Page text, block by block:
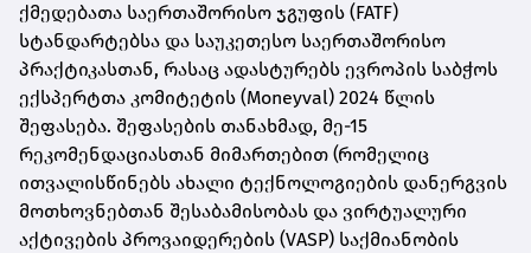
ქმედებათა საერთაშორისო ჯგუფის (FATF)
სტანდარტებსა და საუკეთესო საერთაშორისო
პრაქტიკასთან, რასაც ადასტურებს ევროპის საბჭოს
ექსპერტთა კომიტეტის (Moneyval) 2024 წლის
შეფასება. შეფასების თანახმად, მე-15
რეკომენდაციასთან მიმართებით (რომელიც
ითვალისწინებს ახალი ტექნოლოგიების დანერგვის
მოთხოვნებთან შესაბამისობას და ვირტუალური
აქტივების პროვაიდერების (VASP) საქმიანობის